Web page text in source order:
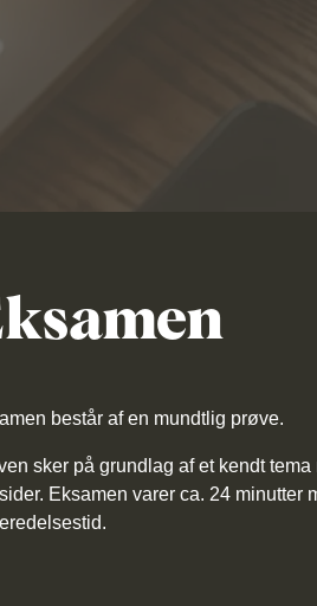
består af en mundtlig prøve.
sker på grundlag af et kendt
Eksamen varer ca. 24 minutter